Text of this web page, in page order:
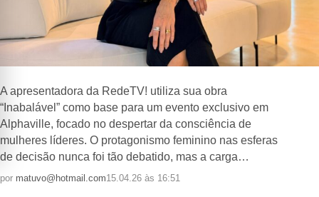
A apresentadora da RedeTV! utiliza sua obra
“Inabalável” como base para um evento exclusivo em
Alphaville, focado no despertar da consciência de
mulheres líderes. O protagonismo feminino nas esferas
de decisão nunca foi tão debatido, mas a carga…
por matuvo@hotmail.com15.04.26 às 16:51